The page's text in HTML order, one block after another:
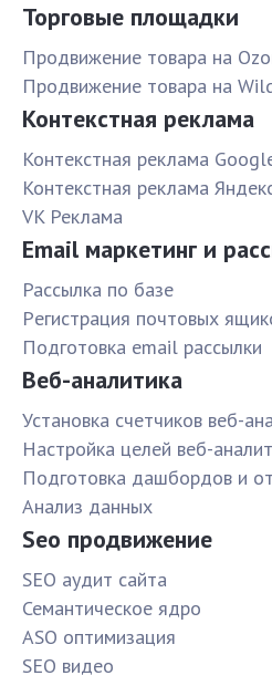
Торговые площадки
Продвижение товара на
Продвижение товара на
Контекстная реклама
Контекстная реклама
Контекстная реклама
VK Реклама
Email маркетинг и
Рассылка по базе
Pегистрация почтовых
Подготовка email рассылки
Веб-аналитика
Установка счетчиков веб-
Настройка целей веб-
Подготовка дашбордов и
Анализ данных
Seo продвижение
SЕО аудит сайта
Семантическое ядро
ASO оптимизация
SЕО видео